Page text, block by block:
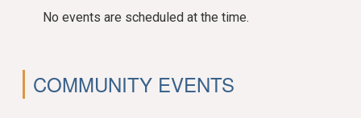
No events are scheduled at the time.
COMMUNITY EVENTS